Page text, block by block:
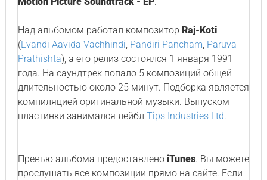
Над альбомом работал композитор Raj-Koti
(Evandi Aavida Vachhindi, Pandiri Pancham, Paruva
Prathishta), а его релиз состоялся 1 января 1991
года. На саундтрек попало 5 композиций общей
длительностью около 25 минут. Подборка является
компиляцией оригинальной музыки. Выпуском
пластинки занимался лейбл Tips Industries Ltd.
Превью альбома предоставлено iTunes. Вы можете
прослушать все композиции прямо на сайте. Если